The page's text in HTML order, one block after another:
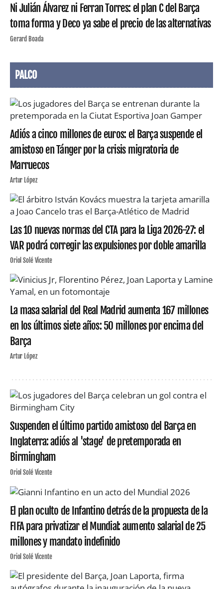
Ni Julián Álvarez ni Ferran Torres: el plan C del Barça
toma forma y Deco ya sabe el precio de las alternativas
Gerard Boada
PALCO
Adiós a cinco millones de euros: el Barça suspende el
amistoso en Tánger por la crisis migratoria de
Marruecos
Artur López
Las 10 nuevas normas del CTA para la Liga 2026-27: el
VAR podrá corregir las expulsiones por doble amarilla
Oriol Solé Vicente
La masa salarial del Real Madrid aumenta 167 millones
en los últimos siete años: 50 millones por encima del
Barça
Artur López
Suspenden el último partido amistoso del Barça en
Inglaterra: adiós al 'stage' de pretemporada en
Birmingham
Oriol Solé Vicente
El plan oculto de Infantino detrás de la propuesta de la
FIFA para privatizar el Mundial: aumento salarial de 25
millones y mandato indefinido
Oriol Solé Vicente